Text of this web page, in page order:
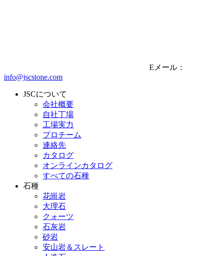
Eメール：
info@jscstone.com
JSCについて
会社概要
自社丁場
工場実力
プロチーム
連絡先
カタログ
オンラインカタログ
すべての石種
石種
花崗岩
大理石
クォーツ
石灰岩
砂岩
安山岩＆スレート